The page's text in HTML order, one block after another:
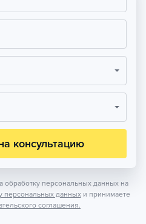
консультацию
обработку персональных данных на
персональных данных и принимаете
соглашения.